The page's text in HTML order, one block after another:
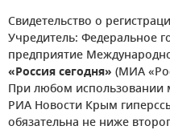
Свидетельство о
Учредитель: Федеральное
предприятие
«Россия сегодня» (МИА
При любом использовании
РИА Новости Крым
обязательна не ниже